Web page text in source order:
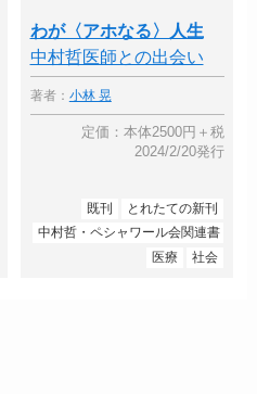
わが〈アホなる〉人生
中村哲医師との出会い
著者： 小林 晃
定価：本体2500円＋税
2024/2/20発行
既刊
とれたての新刊
中村哲・ペシャワール会関連書
医療
社会